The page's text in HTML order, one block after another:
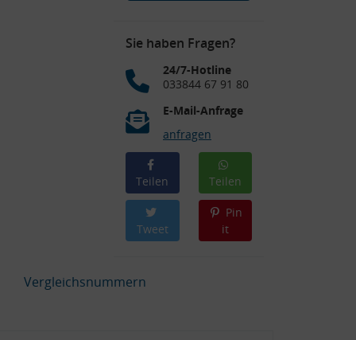
Sie haben Fragen?
24/7-Hotline
033844 67 91 80
E-Mail-Anfrage
anfragen
Teilen Teilen
Tweet
Pin
it
Vergleichsnummern